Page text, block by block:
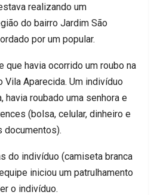
realizando um
do bairro Jardim São
por um popular.
que havia ocorrido um roubo na
Vila Aparecida. Um indivíduo
havia roubado uma senhora e
(bolsa, celular, dinheiro e
documentos).
do indivíduo (camiseta branca
iniciou um patrulhamento
o indivíduo.